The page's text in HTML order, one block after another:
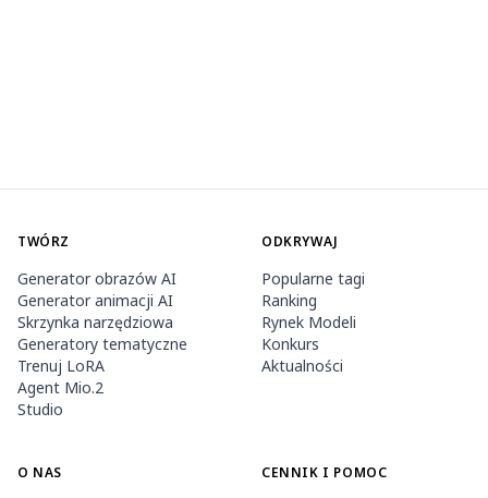
TWÓRZ
Generator obrazów AI
Generator animacji AI
Skrzynka narzędziowa
Generatory tematyczne
Trenuj LoRA
Agent Mio.2
Studio
ODKRYWAJ
Popularne tagi
Ranking
Rynek Modeli
Konkurs
Aktualności
O NAS CENNIK I POMOC